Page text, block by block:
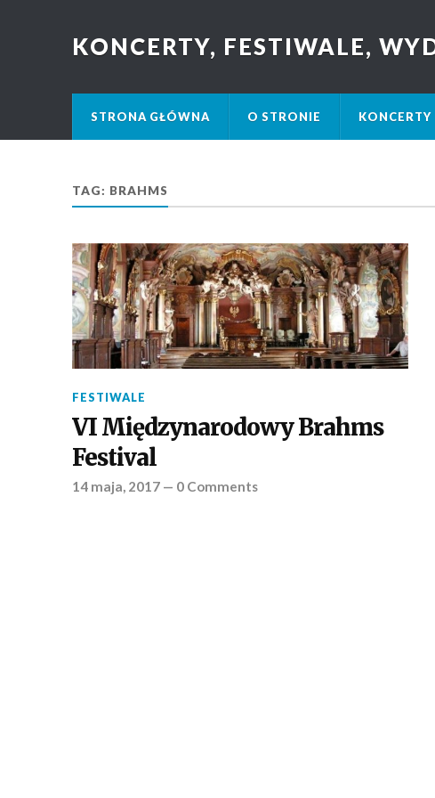
KONCERTY, FESTIWALE,
STRONA GŁÓWNA O STRONIE KONCERTY
TAG: BRAHMS
FESTIWALE
VI Międzynarodowy Brahms
Festival
14 maja, 2017— 0 Comments